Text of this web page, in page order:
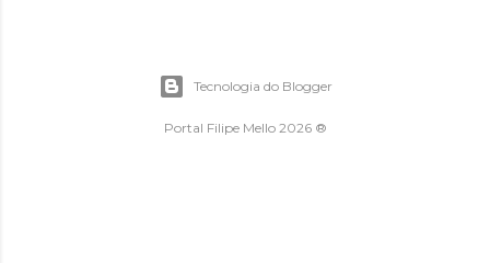
Tecnologia do Blogger
Portal Filipe Mello 2026 ®